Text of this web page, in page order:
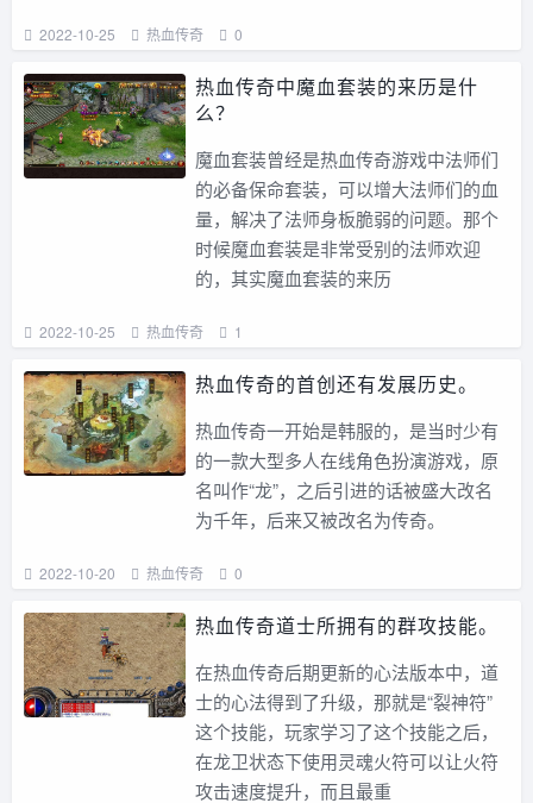
2022-10-25 热血传奇 0
热血传奇中魔血套装的来历是什
么？
魔血套装曾经是热血传奇游戏中法师们
的必备保命套装，可以增大法师们的血
量，解决了法师身板脆弱的问题。那个
时候魔血套装是非常受别的法师欢迎
的，其实魔血套装的来历
2022-10-25 热血传奇 1
热血传奇的首创还有发展历史。
热血传奇一开始是韩服的，是当时少有
的一款大型多人在线角色扮演游戏，原
名叫作“龙”，之后引进的话被盛大改名
为千年，后来又被改名为传奇。
2022-10-20 热血传奇 0
热血传奇道士所拥有的群攻技能。
在热血传奇后期更新的心法版本中，道
士的心法得到了升级，那就是“裂神符”
这个技能，玩家学习了这个技能之后，
在龙卫状态下使用灵魂火符可以让火符
攻击速度提升，而且最重